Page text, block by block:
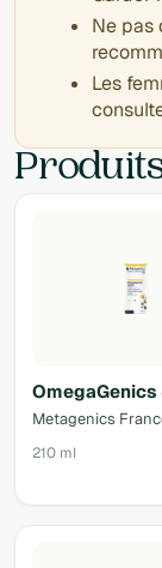
Ne pas
Les
OmegaGenics
Metagenics
210 ml